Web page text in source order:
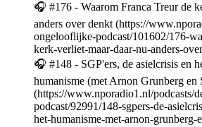
🎧 #176 - Waarom Franca Treur de
anders over denkt (https://
ongelooflijke-podcast/101602/176-
kerk-verliet-maar-daar-nu-anders-
🎧 #148 - SGP'ers, de asielcrisis en
humanisme (met Arnon Grunberg en
(https://www.nporadio1.nl/podcasts/
podcast/92991/148-sgpers-de-
het-humanisme-met-arnon-grunberg-